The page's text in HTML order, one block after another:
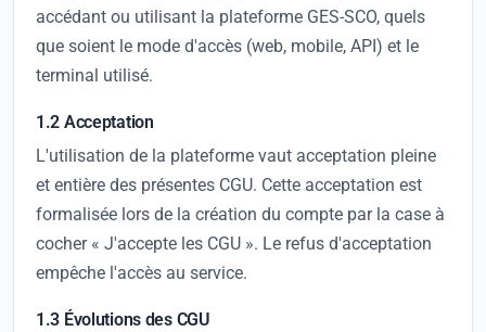
accédant ou utilisant la plateforme GES-SCO, quels
que soient le mode d'accès (web, mobile, API) et le
terminal utilisé.
1.2 Acceptation
L'utilisation de la plateforme vaut acceptation pleine
et entière des présentes CGU. Cette acceptation est
formalisée lors de la création du compte par la case à
cocher « J'accepte les CGU ». Le refus d'acceptation
empêche l'accès au service.
1.3 Évolutions des CGU